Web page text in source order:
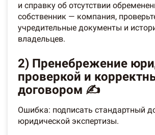
и справку об отсутствии
собственник — компания,
учредительные документы и
владельцев.
2) Пренебрежение
проверкой и
договором ✍️
Ошибка: подписать стандартный
юридической экспертизы.